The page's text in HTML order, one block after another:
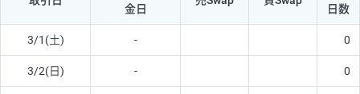
金日
日数
3/1(土) - 0
3/2(日) - 0